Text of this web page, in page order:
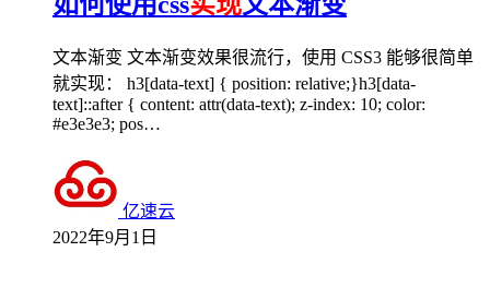
文本渐变 文本渐变效果很流行，使用 CSS3 能够很简单
就实现： h3[data-text] { position: relative;}h3[data-
text]::after { content: attr(data-text); z-index: 10; color:
#e3e3e3; pos…
亿速云
2022年9月1日